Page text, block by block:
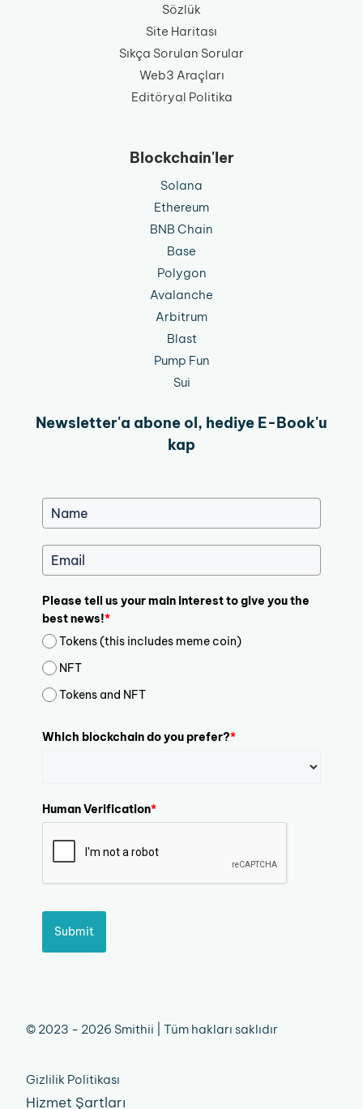
Sözlük
Site Haritası
Sıkça Sorulan Sorular
Web3 Araçları
Editöryal Politika
Blockchain'ler
Solana
Ethereum
BNB Chain
Base
Polygon
Avalanche
Arbitrum
Blast
Pump Fun
Sui
Newsletter'a abone ol, hediye E-Book'u
kap
Please tell us your main interest to give you the
best news!*
Tokens (this includes meme coin)
NFT
Tokens and NFT
Which blockchain do you prefer?*
Human Verification*
Submit
© 2023 - 2026 Smithii | Tüm hakları saklıdır
Gizlilik Politikası
Hizmet Şartları